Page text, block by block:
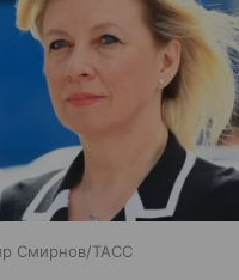
Смирнов/ТАСС